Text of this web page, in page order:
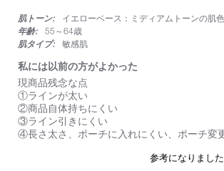
rating
肌トーン:
イエローベース：ミディアムトーンの肌色
年齢:
55～64歳
肌タイプ:
敏感肌
私には以前の方がよかった
Review
by
on
1
May
2026
review
stating
私
に
は
以
現商品残念な点
①ラインが太い
②商品自体持ちにくい
③ライン引きにくい
④長さ太さ、ポーチに入れにくい、ポーチ変